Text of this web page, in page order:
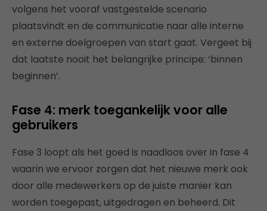
volgens het vooraf vastgestelde scenario
plaatsvindt en de communicatie naar alle interne
en externe doelgroepen van start gaat. Vergeet bij
dat laatste nooit het belangrijke principe: ‘binnen
beginnen’.
Fase 4: merk toegankelijk voor alle
gebruikers
Fase 3 loopt als het goed is naadloos over in fase 4
waarin we ervoor zorgen dat het nieuwe merk ook
door alle medewerkers op de juiste manier kan
worden toegepast, uitgedragen en beheerd. Dit